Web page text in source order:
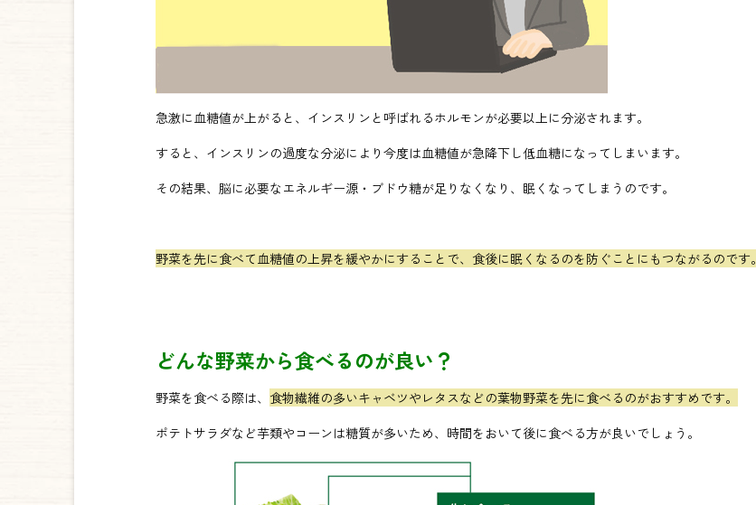
急激に血糖値が上がると、インスリンと呼ばれるホルモンが必要以上に分泌されます。
すると、インスリンの過度な分泌により今度は血糖値が急降下し低血糖になってしまいます。
その結果、脳に必要なエネルギー源・ブドウ糖が足りなくなり、眠くなってしまうのです。
野菜を先に食べて血糖値の上昇を緩やかにすることで、食後に眠くなるのを防ぐことにもつながるのです。
どんな野菜から食べるのが良い？
野菜を食べる際は、 食物繊維の多いキャベツやレタスなどの葉物野菜を先に食べるのがおすすめです。
ポテトサラダなど芋類やコーンは糖質が多いため、時間をおいて後に食べる方が良いでしょう。